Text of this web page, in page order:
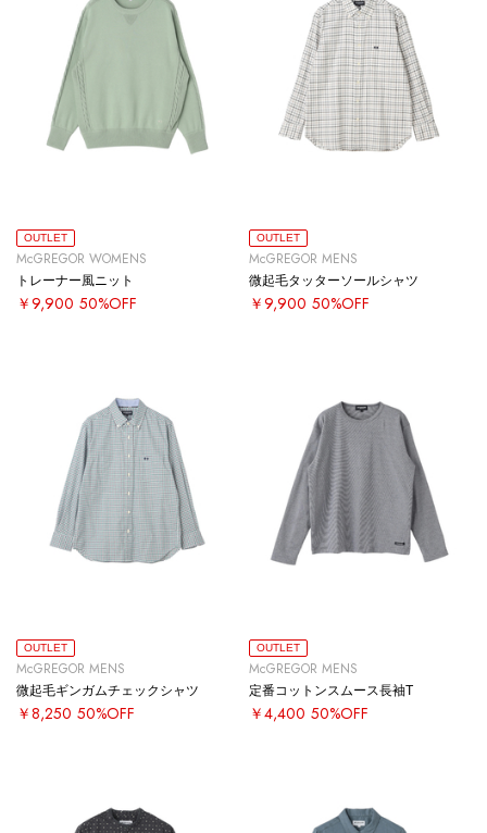
OUTLET
McGREGOR WOMENS
トレーナー風ニット
￥9,900 50%OFF
OUTLET
McGREGOR MENS
微起毛タッターソールシャツ
￥9,900 50%OFF
OUTLET
McGREGOR MENS
微起毛ギンガムチェックシャツ
￥8,250 50%OFF
OUTLET
McGREGOR MENS
定番コットンスムース長袖T
￥4,400 50%OFF